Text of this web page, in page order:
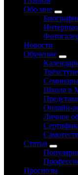
Обо мне
Интервью
Новости
Обучение
Школа в
Онлайн-
Личное
Статьи
Прогнозы